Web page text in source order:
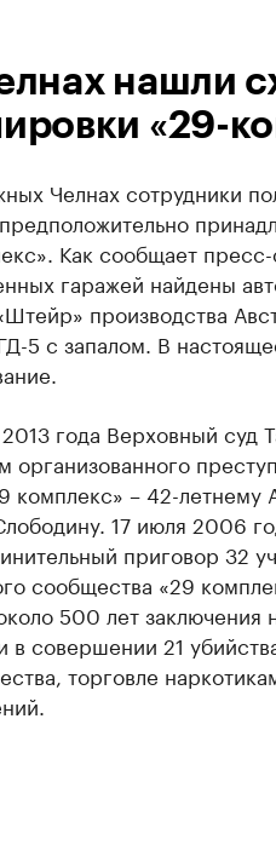
нашли
«29-
Челнах сотрудники
Как сообщает
гаражей найдены
производства
5 с запалом. В
года Верховный суд
организованного
комплекс» – 42-
17 июля 2006
приговор 32
сообщества «29
500 лет
в совершении 21
торговле